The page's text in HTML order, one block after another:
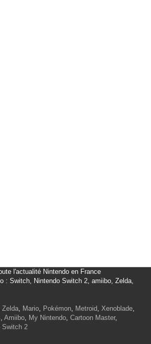
l'actualité Nintendo en France
: Switch, Nintendo Switch 2, amiibo, Zelda,
Zelda, Mario, Pokémon, Metroid, Xenoblade,
, Amiibo, My Nintendo, Cartoon Master,
Switch 2